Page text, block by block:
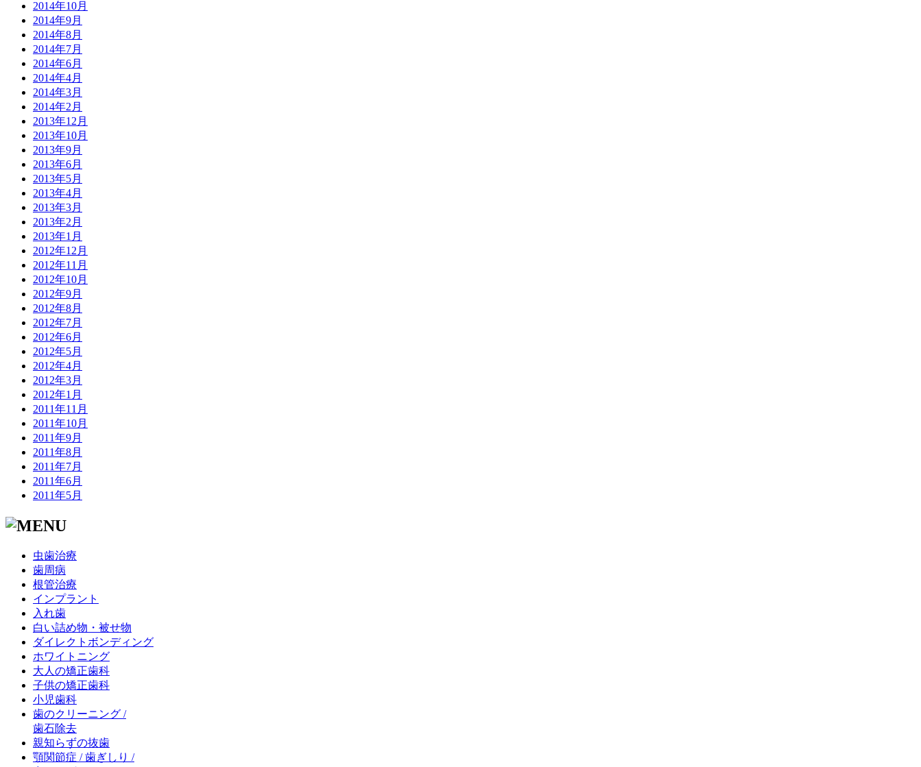
2014年10月
2014年9月
2014年8月
2014年7月
2014年6月
2014年4月
2014年3月
2014年2月
2013年12月
2013年10月
2013年9月
2013年6月
2013年5月
2013年4月
2013年3月
2013年2月
2013年1月
2012年12月
2012年11月
2012年10月
2012年9月
2012年8月
2012年7月
2012年6月
2012年5月
2012年4月
2012年3月
2012年1月
2011年11月
2011年10月
2011年9月
2011年8月
2011年7月
2011年6月
2011年5月
虫歯治療
歯周病
根管治療
インプラント
入れ歯
白い詰め物・被せ物
ダイレクトボンディング
ホワイトニング
大人の矯正歯科
子供の矯正歯科
小児歯科
歯のクリーニング /
歯石除去
親知らずの抜歯
顎関節症 / 歯ぎしり /